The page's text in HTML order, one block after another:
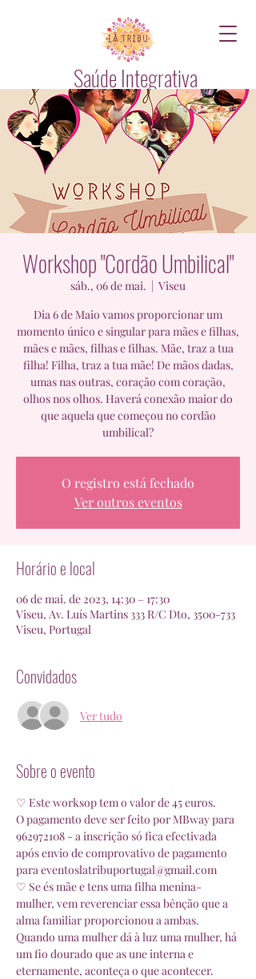
Saúde Integrativa
Workshop "Cordão Umbilical"
sáb., 06 de mai.
  |
Viseu
Dia 6 de Maio vamos proporcionar um
momento único e singular para mães e filhas,
mães e mães, filhas e filhas. Mãe, traz a tua
filha! Filha, traz a tua mãe! De mãos dadas,
umas nas outras, coração com coração,
olhos nos olhos. Haverá conexão maior do
que aquela que começou no cordão
umbilical?
O registro está fechado
Ver outros eventos
Horário e local
06 de mai. de 2023, 14:30 – 17:30
Viseu, Av. Luís Martins 333 R/C Dto, 3500-733
Viseu, Portugal
Convidados
Ver tudo
Sobre o evento
♡ Este worksop tem o valor de 45 euros.
O pagamento deve ser feito por MBway para
962972108 - a inscrição só fica efectivada
após envio de comprovativo de pagamento
para eventoslatribuportugal@gmail.com
♡ Se és mãe e tens uma filha menina-
mulher, vem reverenciar essa bênção que a
alma familiar proporcionou a ambas.
Quando uma mulher dá à luz uma mulher, há
um fio dourado que as une interna e
eternamente, aconteça o que acontecer.